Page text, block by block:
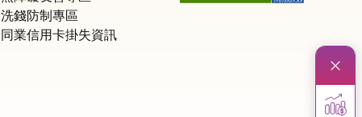
洗錢防制專區
同業信用卡掛失資訊